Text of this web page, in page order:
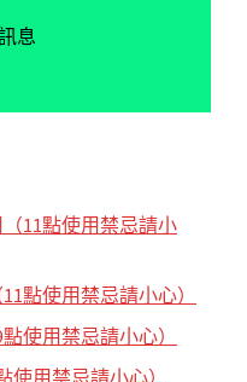
息
11點使用禁忌請小
點使用禁忌請小心）
使用禁忌請小心）
用禁忌請小心）